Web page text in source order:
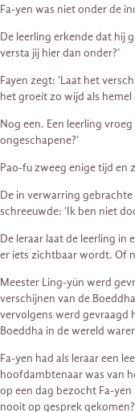
Fa-yen was niet onder de
De leerling erkende dat hij
versta jij hier dan onder?’
Fayen zegt: ‘Laat het
het groeit zo wijd als hemel
Nog een. Een leerling
ongeschapene?’
Pao-fu zweeg enige tijd en
De in verwarring
schreeuwde: ‘Ik ben niet
De leraar laat de leerling in
er iets zichtbaar wordt. Of
Meester Ling-yün werd
verschijnen van de
vervolgens werd gevraagd
Boeddha in de wereld
Fa-yen had als leraar een
hoofdambtenaar was van
op een dag bezocht Fa-
nooit op gesprek